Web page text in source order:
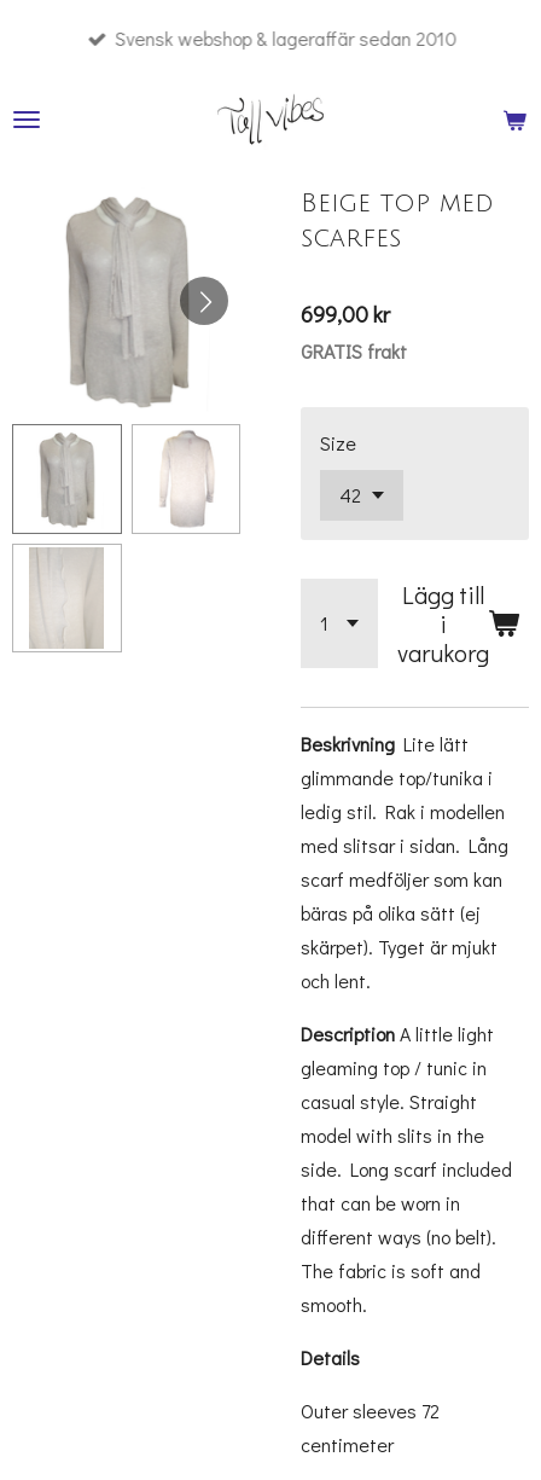
Svensk webshop & lageraffär sedan 2010
Beige top med
scarfes
699,00 kr
GRATIS frakt
Size
Lägg till
i
varukorg
Beskrivning Lite lätt
glimmande top/tunika i
ledig stil. Rak i modellen
med slitsar i sidan. Lång
scarf medföljer som kan
bäras på olika sätt (ej
skärpet). Tyget är mjukt
och lent.
DescriptionA little light
gleaming top / tunic in
casual style. Straight
model with slits in the
side. Long scarf included
that can be worn in
different ways (no belt).
The fabric is soft and
smooth.
Details
Outer sleeves 72
centimeter